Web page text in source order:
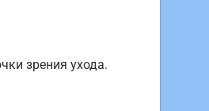
зрения ухода.